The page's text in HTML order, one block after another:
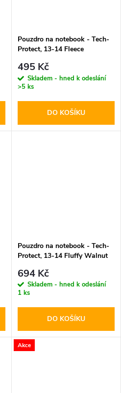
Pouzdro na notebook - Tech-
Protect, 13-14 Fleece
495 Kč
Skladem - hned k odeslání
>5 ks
DO KOŠÍKU
Pouzdro na notebook - Tech-
Protect, 13-14 Fluffy Walnut
694 Kč
Skladem - hned k odeslání
1 ks
DO KOŠÍKU
Akce